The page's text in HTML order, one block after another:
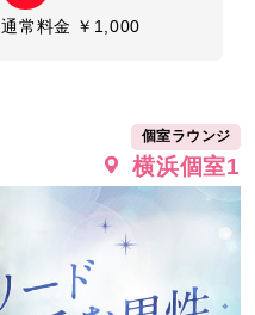
通常料金 ￥1,000
個室ラウンジ
横浜個室1